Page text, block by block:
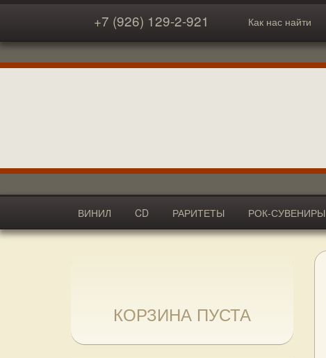
+7 (926) 129-2-921 Как нас найти
ВИНИЛ CD РАРИТЕТЫ РОК-СУВЕНИРЫ
АКСЕССУАРЫ
КОРЗИНА ПУСТА